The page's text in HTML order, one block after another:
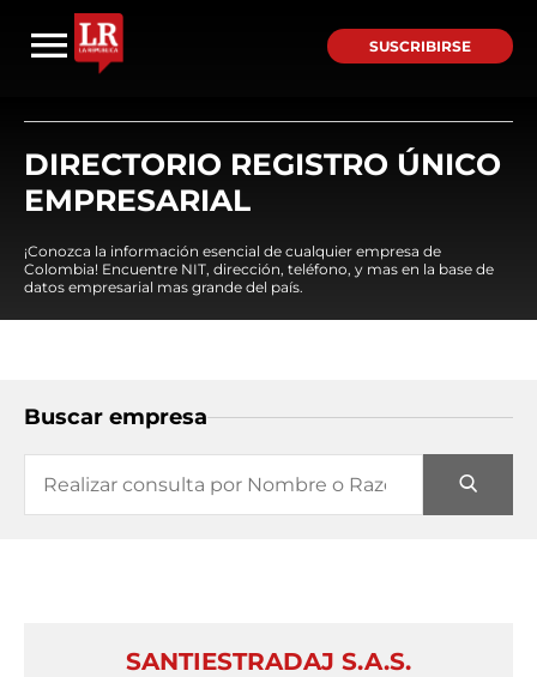
SUSCRIBIRSE
DIRECTORIO REGISTRO ÚNICO
EMPRESARIAL
¡Conozca la información esencial de cualquier empresa de
Colombia! Encuentre NIT, dirección, teléfono, y mas en la base de
datos empresarial mas grande del país.
Buscar empresa
SANTIESTRADAJ S.A.S.